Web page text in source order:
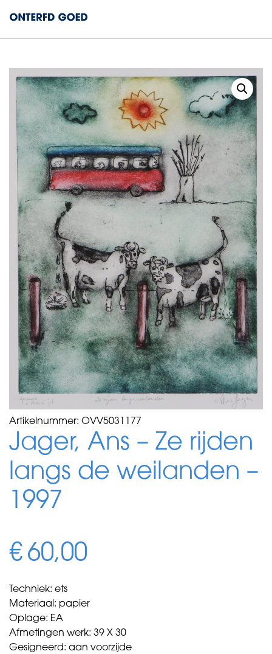
Artikelnummer: OVV5031177
Jager, Ans – Ze rijden
langs de weilanden –
1997
€ 60,00
Techniek: ets
Materiaal: papier
Oplage: EA
Afmetingen werk: 39 X 30
Gesigneerd: aan voorzijde